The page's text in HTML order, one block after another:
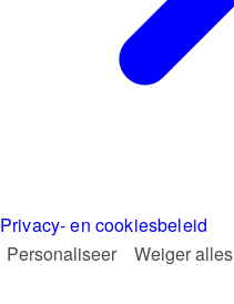
Privacy- en cookiesbeleid
Personaliseer
Weiger alles